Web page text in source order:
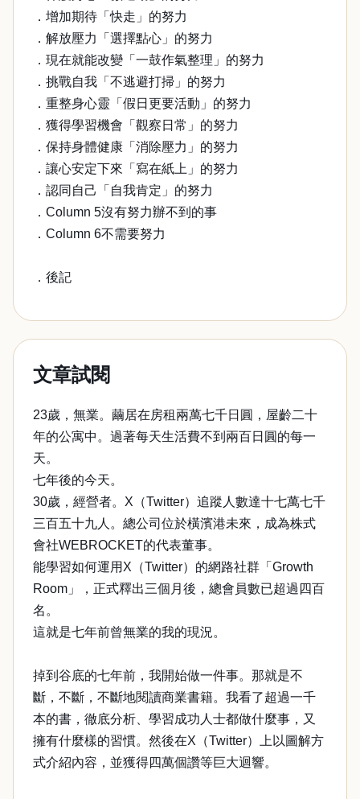
．增加期待「快走」的努力
．解放壓力「選擇點心」的努力
．現在就能改變「一鼓作氣整理」的努力
．挑戰自我「不逃避打掃」的努力
．重整身心靈「假日更要活動」的努力
．獲得學習機會「觀察日常」的努力
．保持身體健康「消除壓力」的努力
．讓心安定下來「寫在紙上」的努力
．認同自己「自我肯定」的努力
．Column 5沒有努力辦不到的事
．Column 6不需要努力
．後記
文章試閱
23歲，無業。繭居在房租兩萬七千日圓，屋齡二十
年的公寓中。過著每天生活費不到兩百日圓的每一
天。
七年後的今天。
30歲，經營者。X（Twitter）追蹤人數達十七萬七千
三百五十九人。總公司位於橫濱港未來，成為株式
會社WEBROCKET的代表董事。
能學習如何運用X（Twitter）的網路社群「Growth
Room」，正式釋出三個月後，總會員數已超過四百
名。
這就是七年前曾無業的我的現況。
掉到谷底的七年前，我開始做一件事。那就是不
斷，不斷，不斷地閱讀商業書籍。我看了超過一千
本的書，徹底分析、學習成功人士都做什麼事，又
擁有什麼樣的習慣。然後在X（Twitter）上以圖解方
式介紹內容，並獲得四萬個讚等巨大迴響。